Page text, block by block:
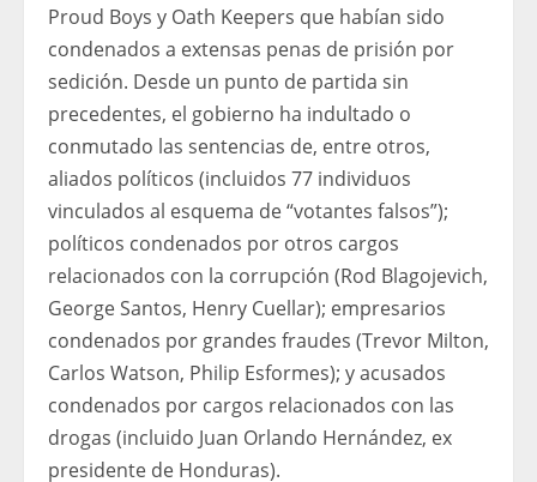
Proud Boys y Oath Keepers que habían sido
condenados a extensas penas de prisión por
sedición. Desde un punto de partida sin
precedentes, el gobierno ha indultado o
conmutado las sentencias de, entre otros,
aliados políticos (incluidos 77 individuos
vinculados al esquema de “votantes falsos”);
políticos condenados por otros cargos
relacionados con la corrupción (Rod Blagojevich,
George Santos, Henry Cuellar); empresarios
condenados por grandes fraudes (Trevor Milton,
Carlos Watson, Philip Esformes); y acusados ​​
condenados por cargos relacionados con las
drogas (incluido Juan Orlando Hernández, ex
presidente de Honduras).